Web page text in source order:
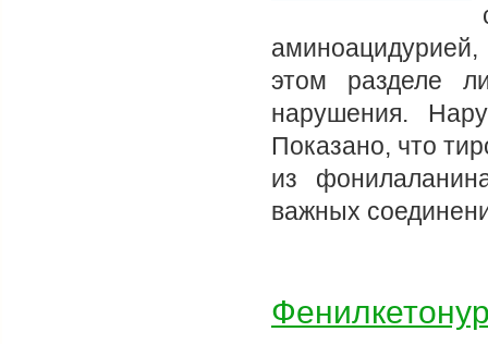
этом разделе
нарушения.
Показано, что
из
важных